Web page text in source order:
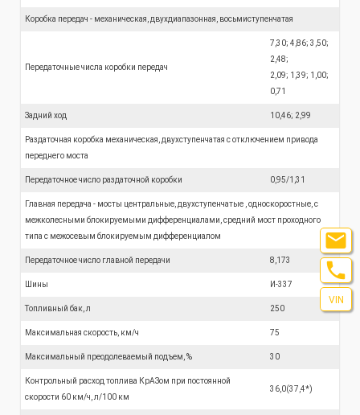
Коробка передач - механическая, двухдиапазонная, восьмиступенчатая
Передаточные числа коробки передач
7,30; 4,86; 3,50;
2,48;
2,09; 1,39; 1,00;
0,71
Задний ход 10,46; 2,99
Раздаточная коробка механическая, двухступенчатая с отключением привода
переднего моста
Передаточное число раздаточной коробки 0,95/1,31
Главная передача - мосты центральные, двухступенчатые , односкоростные, с
межколесными блокируемыми дифференциалами, средний мост проходного
типа с межосевым блокируемым дифференциалом
Передаточное число главной передачи 8,173
Шины И-337
Топливный бак, л 250
Максимальная скорость, км/ч 75
Максимальный преодолеваемый подъем, % 30
Контрольный расход топлива КрАЗом при постоянной
скорости 60 км/ч, л/100 км
36,0(37,4*)


VIN